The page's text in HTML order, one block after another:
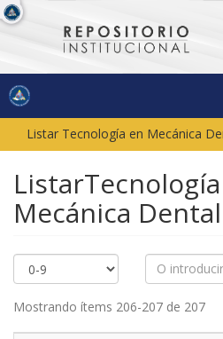
Listar Tecnología en Mecánica
Mecánica
Mostrando ítems 206-207 de 207